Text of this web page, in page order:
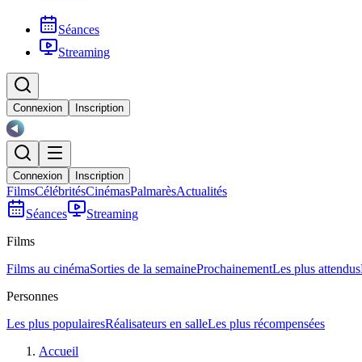
Séances
Streaming
Connexion Inscription
Connexion Inscription
FilmsCélébritésCinémasPalmarèsActualités
Séances
Streaming
Films
Films au cinémaSorties de la semaineProchainementLes plus attendus
Personnes
Les plus populairesRéalisateurs en salleLes plus récompensées
Accueil